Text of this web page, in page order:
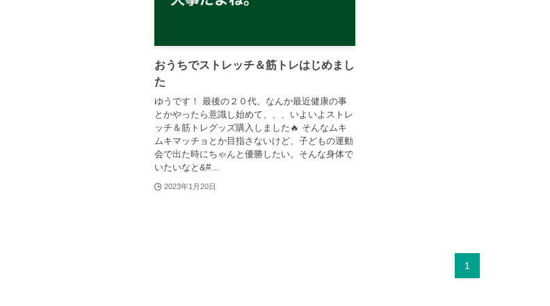
おうちでストレッチ＆筋トレはじめまし
た
ゆうです！ 最後の２０代、なんか最近健康の事
とかやったら意識し始めて、、、いよいよストレ
ッチ＆筋トレグッズ購入しました🔥 そんなムキ
ムキマッチョとか目指さないけど、子どもの運動
会で出た時にちゃんと優勝したい。そんな身体で
いたいなと&#...
2023年1月20日
1